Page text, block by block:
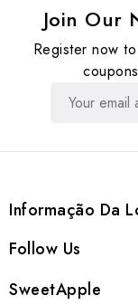
Join Our
Register now
Informação Da
Follow Us
SweetApple